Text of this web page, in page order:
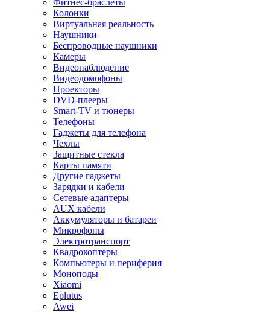
Колонки
Виртуальная реальность
Наушники
Беспроводные наушники
Камеры
Видеонаблюдение
Видеодомофоны
Проекторы
DVD-плееры
Smart-TV и тюнеры
Телефоны
Гаджеты для телефона
Чехлы
Защитные стекла
Карты памяти
Другие гаджеты
Зарядки и кабели
Сетевые адаптеры
AUX кабели
Аккумуляторы и батареи
Микрофоны
Электротранспорт
Квадрокоптеры
Компьютеры и периферия
Моноподы
Xiaomi
Eplutus
Awei